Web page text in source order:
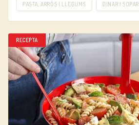
PASTA, ARRÒS I LLEGUMS DINAR I SOPAR
RECEPTA